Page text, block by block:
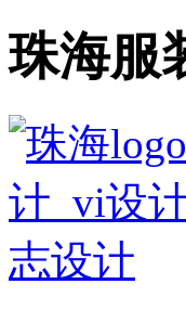
珠海服